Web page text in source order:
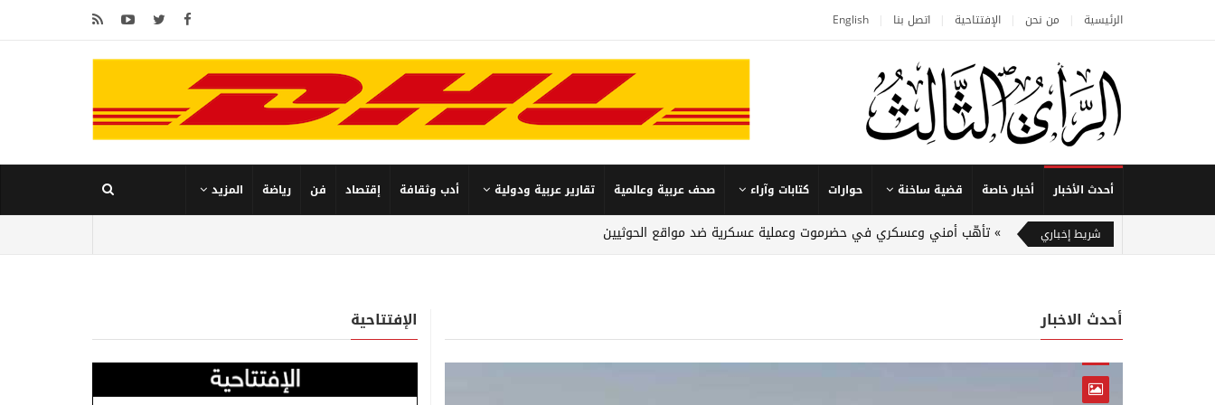
الرئيسية من نحن الإفتتاحية اتصل بنا English
أحدث الأخبار أخبار خاصة قضية ساخنة حوارات كتابات وآراء صحف عربية وعالمية تقارير عربية ودولية أدب وثقافة إقتصاد فن رياضة المزيد
شريط إخباري تأهّب أمني وعسكري في حضرموت وعملية عسكرية ضد مواقع الحوثيين
أحدث الاخبار الإفتتاحية